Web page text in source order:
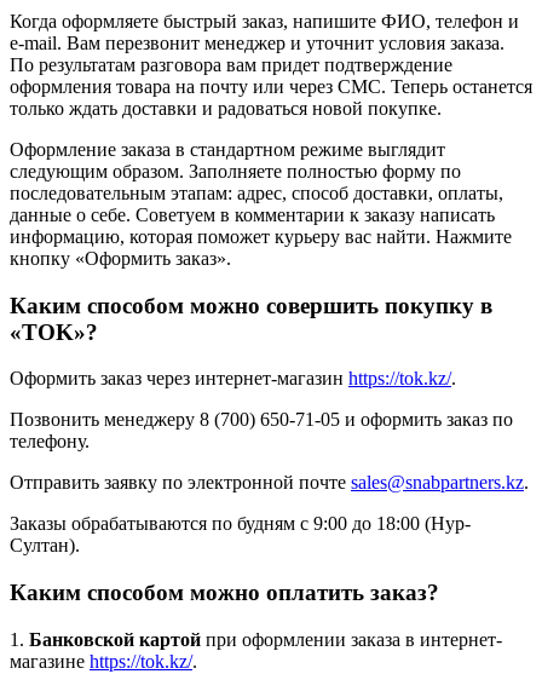
Когда оформляете быстрый заказ, напишите ФИО, телефон и
e-mail. Вам перезвонит менеджер и уточнит условия заказа.
По результатам разговора вам придет подтверждение
оформления товара на почту или через СМС. Теперь останется
только ждать доставки и радоваться новой покупке.
Оформление заказа в стандартном режиме выглядит
следующим образом. Заполняете полностью форму по
последовательным этапам: адрес, способ доставки, оплаты,
данные о себе. Советуем в комментарии к заказу написать
информацию, которая поможет курьеру вас найти. Нажмите
кнопку «Оформить заказ».
Каким способом можно совершить покупку в
«TOK»?
Оформить заказ через интернет-магазин https://tok.kz/.
Позвонить менеджеру 8 (700) 650-71-05 и оформить заказ по
телефону.
Отправить заявку по электронной почте sales@snabpartners.kz.
Заказы обрабатываются по будням с 9:00 до 18:00 (Нур-
Султан).
Каким способом можно оплатить заказ?
1. Банковской картой при оформлении заказа в интернет-
магазине https://tok.kz/.